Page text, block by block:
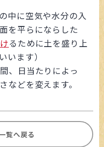
中に空気や水分の入
を平らにならした
るために土を盛り上
います）
、日当たりによっ
などを変えます。
覧へ戻る